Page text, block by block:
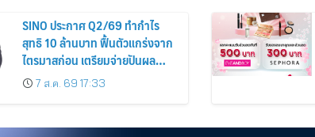
SINO ประกาศ Q2/69 ทำกำไร
สุทธิ 10 ล้านบาท ฟื้นตัวแกร่งจาก
ไตรมาสก่อน เตรียมจ่ายปันผล
ระหว่างกาล 0.014423 บาทต่อหุ้น
ครึ่งปีหลังมุ่งเติบโตต่อเนื่อง
7 ส.ค. 69 17:33